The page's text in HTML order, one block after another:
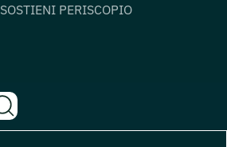
SOSTIENI PERISCOPIO